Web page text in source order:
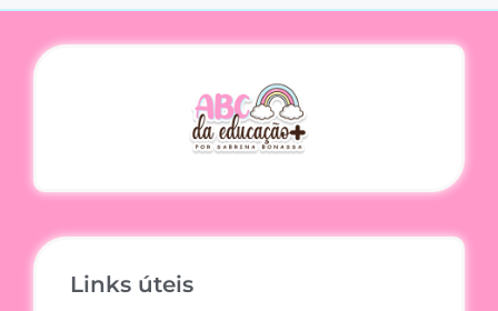
Links úteis